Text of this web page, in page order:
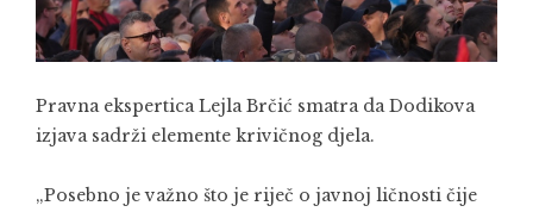
Pravna ekspertica Lejla Brčić smatra da Dodikova
izjava sadrži elemente krivičnog djela.
„Posebno je važno što je riječ o javnoj ličnosti čije